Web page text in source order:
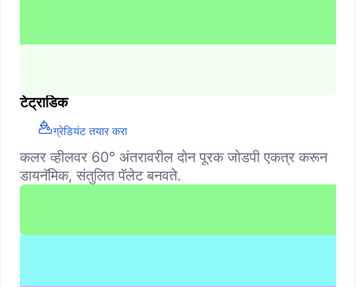
टेट्राडिक
ग्रेडियंट तयार करा
कलर व्हीलवर 60° अंतरावरील दोन पूरक जोडपी एकत्र करून
डायनॅमिक, संतुलित पॅलेट बनवते.